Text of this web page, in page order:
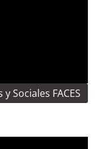
Sociales FACES